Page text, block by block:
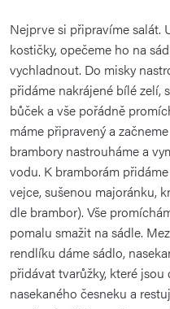
Nejprve si připravíme salát.
kostičky, opečeme ho na
vychladnout. Do misky
přidáme nakrájené bílé zelí,
bůček a vše pořádně
máme připravený a
brambory nastrouháme a
vodu. K bramborám
vejce, sušenou majoránku,
dle brambor). Vše
pomalu smažit na sádle.
rendlíku dáme sádlo,
přidávat tvarůžky, které
nasekaného česneku a